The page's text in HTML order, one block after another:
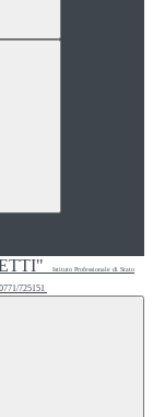
Istituto Professionale di Stato
725151